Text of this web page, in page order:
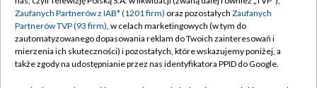
Sklep TVP
Biuro Reklamy
Oferta Handlowa
Polityka prywatności
Moje zgody
Biuro reklamy
Zaufanych Partnerów z IAB* (1201 firm) oraz pozostałych Zaufanych
Partnerów TVP (93 firm), w celach marketingowych (w tym do
zautomatyzowanego dopasowania reklam do Twoich zainteresowań i
mierzenia ich skuteczności) i pozostałych, które wskazujemy poniżej, a
także zgody na udostępnianie przez nas identyfikatora PPID do Google.